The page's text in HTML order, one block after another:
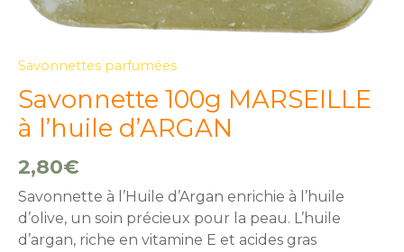
Savonnettes parfumées
Savonnette 100g MARSEILLE
à l’huile d’ARGAN
2,80€
Savonnette à l’Huile d’Argan enrichie à l’huile
d’olive, un soin précieux pour la peau. L’huile
d’argan, riche en vitamine E et acides gras